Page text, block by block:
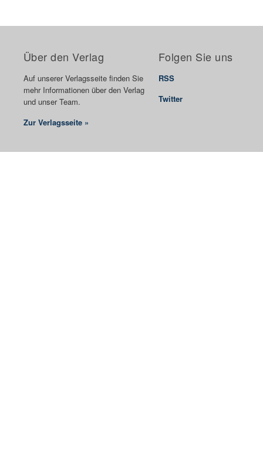
Über den Verlag
Auf unserer Verlagsseite finden Sie
mehr Informationen über den Verlag
und unser Team.
Zur Verlagsseite »
Folgen Sie uns
RSS
Twitter